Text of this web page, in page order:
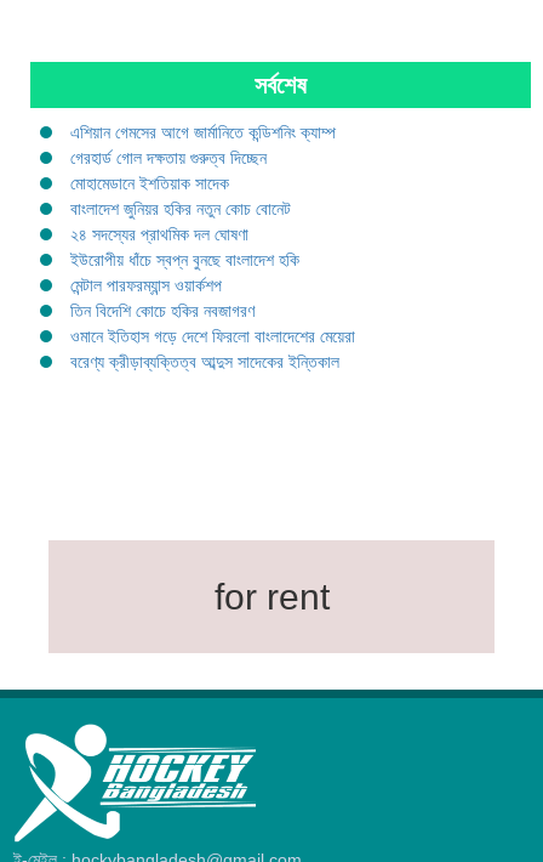
সর্বশেষ
এশিয়ান গেমসের আগে জার্মানিতে কন্ডিশনিং ক্যাম্প
গেরহার্ড গোল দক্ষতায় গুরুত্ব দিচ্ছেন
মোহামেডানে ইশতিয়াক সাদেক
বাংলাদেশ জুনিয়র হকির নতুন কোচ বোনেট
২৪ সদস্যের প্রাথমিক দল ঘোষণা
ইউরোপীয় ধাঁচে স্বপ্ন বুনছে বাংলাদেশ হকি
মেন্টাল পারফরম্যান্স ওয়ার্কশপ
তিন বিদেশি কোচে হকির নবজাগরণ
ওমানে ইতিহাস গড়ে দেশে ফিরলো বাংলাদেশের মেয়েরা
বরেণ্য ক্রীড়াব্যক্তিত্ব আব্দুস সাদেকের ইন্তিকাল
for rent